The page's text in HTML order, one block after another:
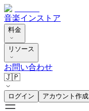
音楽インストア
料金
リソース
お問い合わせ
🇯🇵
ログイン アカウント作成